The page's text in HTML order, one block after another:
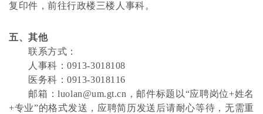
复印件，前往行政楼三楼人事科。
五、其他
联系方式：
人事科：0913-3018108
医务科：0913-3018116
邮箱：luolan@um.gt.cn，邮件标题以“应聘岗位+姓名
+专业”的格式发送，应聘简历发送后请耐心等待，无需重